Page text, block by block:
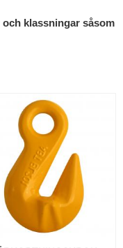
klassningar såsom